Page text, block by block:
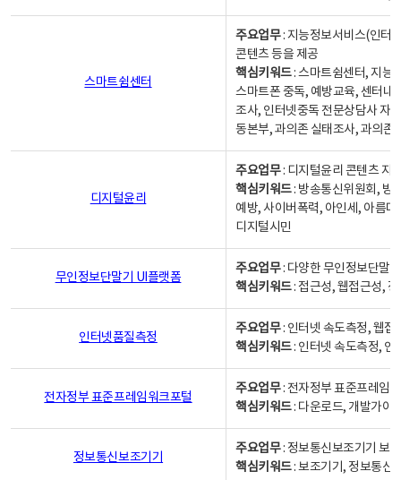
스마트쉼센터
주요업무: 지능정보서비스(인터
콘텐츠 등을 제공
핵심키워드: 스마트쉼센터, 지능
스마트폰 중독, 예방교육, 센터내
조사, 인터넷중독 전문상담사 자
동본부, 과의존 실태조사, 과의존
디지털윤리
주요업무: 디지털윤리 콘텐츠 지
핵심키워드: 방송통신위원회, 방
예방, 사이버폭력, 아인세, 아름
디지털시민
무인정보단말기 UI플랫폼
주요업무: 다양한 무인정보단말
핵심키워드: 접근성, 웹접근성,
인터넷품질측정
주요업무: 인터넷 속도측정, 웹접
핵심키워드: 인터넷 속도측정, 인
전자정부 표준프레임워크포털
주요업무: 전자정부 표준프레임
핵심키워드: 다운로드, 개발가이
정보통신보조기기
주요업무: 정보통신보조기기 보
핵심키워드: 보조기기, 정보통신